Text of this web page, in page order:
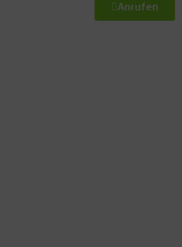
Anrufen